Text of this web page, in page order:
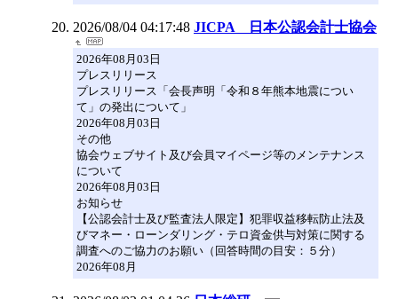
2026/08/04 04:17:48 JICPA 日本公認会計士協会
2026年08月03日
プレスリリース
プレスリリース「会長声明「令和８年熊本地震につい
て」の発出について」
2026年08月03日
その他
協会ウェブサイト及び会員マイページ等のメンテナンス
について
2026年08月03日
お知らせ
【公認会計士及び監査法人限定】犯罪収益移転防止法及
びマネー・ローンダリング・テロ資金供与対策に関する
調査へのご協力のお願い（回答時間の目安：５分）
2026年08月